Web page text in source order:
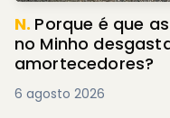
N. Porque é que
no Minho
amortecedores?
6 agosto 2026